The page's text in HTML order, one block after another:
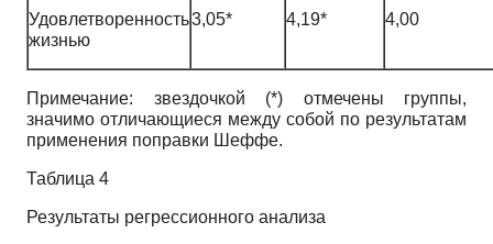
Удовлетворенность
жизнью
3,05* 4,19* 4,00
Примечание: звездочкой (*) отмечены группы,
значимо отличающиеся между собой по результатам
применения поправки Шеффе.
Таблица 4
Результаты регрессионного анализа